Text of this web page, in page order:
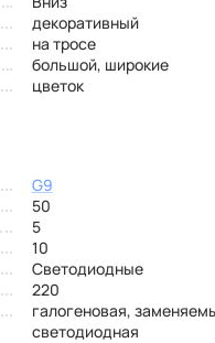
декоративный
на тросе
большой, широкие
цветок
G9
50
5
10
Светодиодные
220
галогеновая,
светодиодная